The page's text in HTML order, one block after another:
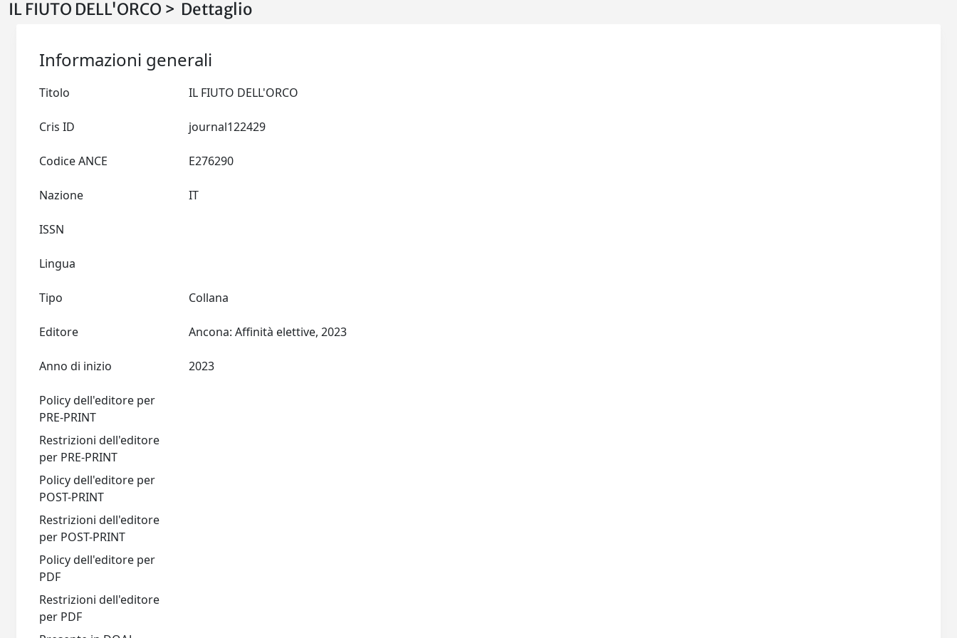
IL FIUTO DELL'ORCO > Dettaglio
Informazioni generali
Titolo
Cris ID
Codice ANCE
Nazione
ISSN
Lingua
Tipo Collana
Editore
Anno di inizio
Policy dell'editore per
PRE-PRINT
Restrizioni dell'editore
per PRE-PRINT
Policy dell'editore per
POST-PRINT
Restrizioni dell'editore
per POST-PRINT
Policy dell'editore per
PDF
Restrizioni dell'editore
per PDF